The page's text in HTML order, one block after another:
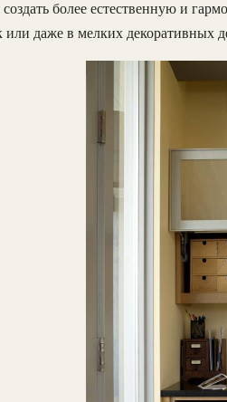
более естественную и
или даже в мелких декоративных